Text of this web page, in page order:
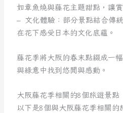
如章魚燒與藤花主題甜點，讓
– 文化體驗：部分景點結合傳
在花下感受日本的文化底蘊。
藤花季將大阪的春末點綴成一
與綠意中找到悠閒與感動。
大阪藤花季相關的8個旅遊景點
以下是8個與大阪藤花季相關